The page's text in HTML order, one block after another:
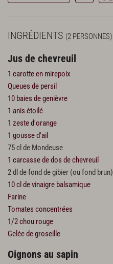
INGRÉDIENTS (2 PERSONNES)
Jus de chevreuil
1 carotte en mirepoix
Queues de persil
10 baies de genièvre
1 anis étoilé
1 zeste d'orange
1 gousse d'ail
75 cl de Mondeuse
1 carcasse de dos de chevreuil
2 dl de fond de gibier (ou fond brun)
10 cl de vinaigre balsamique
Farine
Tomates concentrées
1/2 chou rouge
Gelée de groseille
Oignons au sapin